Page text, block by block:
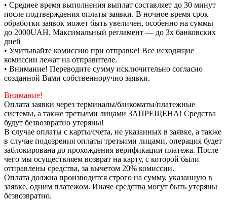
• Среднее время выполнения выплат составляет до 30 минут
после подтверждения оплаты заявки. В ночное время срок
обработки заявок может быть увеличен, особенно на суммы
до 2000UAH. Максимальный регламент — до 3х банковских
дней
• Учитывайте комиссию при отправке! Все исходящие
комиссии лежат на отправителе.
• Внимание! Переводите сумму исключительно согласно
созданной Вами собственноручно заявки.
Внимание!
Оплата заявки через терминалы/банкоматы/платежные
системы, а также третьими лицами ЗАПРЕЩЕНА! Средства
будут безвозвратно утеряны!
В случае оплаты с карты/счета, не указанных в заявке, а также
в случае подозрения оплаты третьими лицами, операция будет
заблокирована до прохождения верификации платежа. После
чего мы осуществляем возврат на карту, с которой были
отправлены средства, за вычетом 20% комиссии.
Оплата должна производится строго на сумму, указанную в
заявке, одним платежом. Иначе средства могут быть утеряны
безвозвратно.